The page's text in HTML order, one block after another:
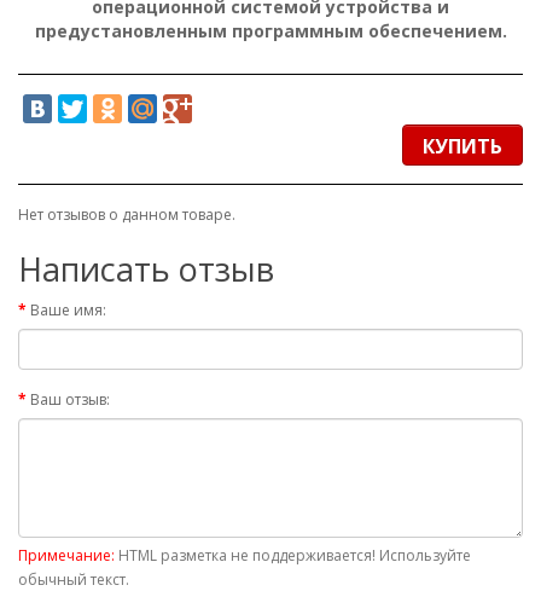
операционной системой устройства и
предустановленным программным обеспечением.
КУПИТЬ
Нет отзывов о данном товаре.
Написать отзыв
Ваше имя:
Ваш отзыв:
Примечание: HTML разметка не поддерживается! Используйте
обычный текст.